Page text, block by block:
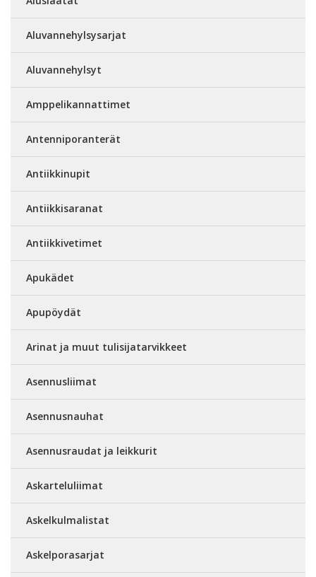
Aluvannehylsysarjat
Aluvannehylsyt
Amppelikannattimet
Antenniporanterät
Antiikkinupit
Antiikkisaranat
Antiikkivetimet
Apukädet
Apupöydät
Arinat ja muut tulisijatarvikkeet
Asennusliimat
Asennusnauhat
Asennusraudat ja leikkurit
Askarteluliimat
Askelkulmalistat
Askelporasarjat